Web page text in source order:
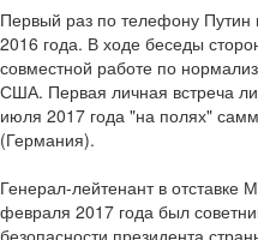
Первый раз по телефону
2016 года. В ходе беседы
совместной работе по
США. Первая личная встреча
июля 2017 года "на полях"
(Германия).
Генерал-лейтенант в
февраля 2017 года был
безопасности президента